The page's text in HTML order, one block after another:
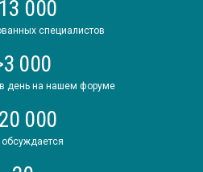
000
специалистов
000
день на нашем форуме
000